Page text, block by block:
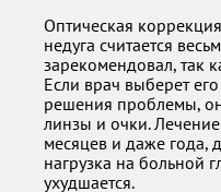
Оптическая
недуга считается
зарекомендовал, так
Если врач выберет
решения проблемы,
линзы и очки.
месяцев и даже года,
нагрузка на больной
ухудшается.